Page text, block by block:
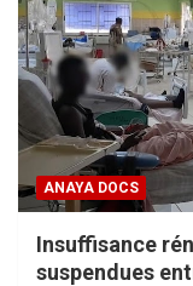
ANAYA DOCS
Insuffisance
suspendues